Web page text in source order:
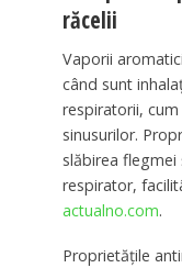
răcelii
Vaporii
când sunt
respiratorii,
sinusurilor.
slăbirea flegmei
respirator,
actualno.com.
Proprietățile